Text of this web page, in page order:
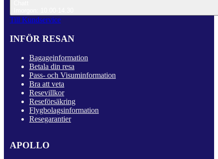
Till Kundservice
INFÖR RESAN
Bagageinformation
Betala din resa
Pass- och Visuminformation
Bra att veta
Resevillkor
Reseförsäkring
Flygbolagsinformation
Resegarantier
APOLLO